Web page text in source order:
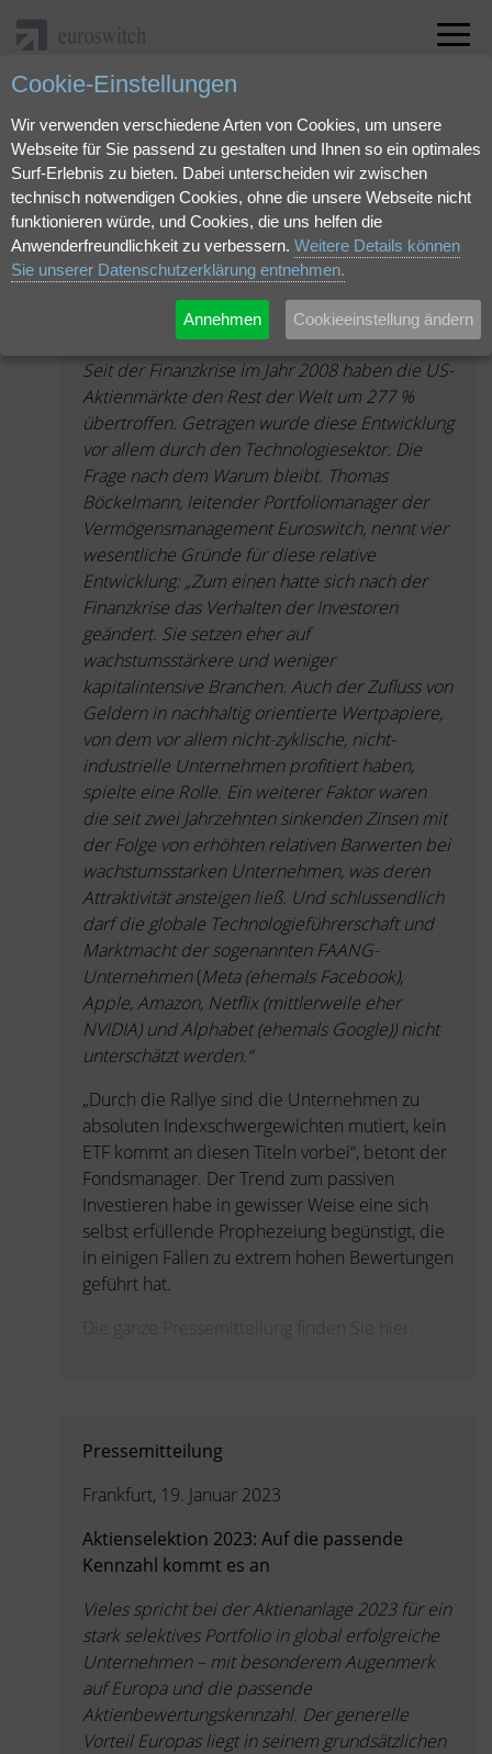
Pressemitteilungen
Pressemitteilung
Frankfurt, 20. April 2023
Das Imperium schlägt zurück
Seit der Finanzkrise im Jahr 2008 haben die US-
Aktienmärkte den Rest der Welt um 277 %
übertroffen. Getragen wurde diese Entwicklung
vor allem durch den Technologiesektor. Die
Frage nach dem Warum bleibt. Thomas
Böckelmann, leitender Portfoliomanager der
Vermögensmanagement Euroswitch, nennt vier
wesentliche Gründe für diese relative
Entwicklung: „Zum einen hatte sich nach der
Finanzkrise das Verhalten der Investoren
geändert. Sie setzen eher auf
wachstumsstärkere und weniger
kapitalintensive Branchen. Auch der Zufluss von
Geldern in nachhaltig orientierte Wertpapiere,
von dem vor allem nicht-zyklische, nicht-
industrielle Unternehmen profitiert haben,
spielte eine Rolle. Ein weiterer Faktor waren
die seit zwei Jahrzehnten sinkenden Zinsen mit
der Folge von erhöhten relativen Barwerten bei
wachstumsstarken Unternehmen, was deren
Attraktivität ansteigen ließ. Und schlussendlich
darf die globale Technologieführerschaft und
Marktmacht der sogenannten FAANG-
Unternehmen(Meta (ehemals Facebook),
Apple, Amazon, Netflix (mittlerweile eher
NVIDIA) und Alphabet (ehemals Google)) nicht
unterschätzt werden.“
„Durch die Rallye sind die Unternehmen zu
absoluten Indexschwergewichten mutiert, kein
ETF kommt an diesen Titeln vorbei“, betont der
Fondsmanager. Der Trend zum passiven
Investieren habe in gewisser Weise eine sich
selbst erfüllende Prophezeiung begünstigt, die
in einigen Fällen zu extrem hohen Bewertungen
geführt hat.
Die ganze Pressemitteilung finden Sie hier.
Pressemitteilung
Frankfurt, 19. Januar 2023
Aktienselektion 2023: Auf die passende
Kennzahl kommt es an
Vieles spricht bei der Aktienanlage 2023 für ein
stark selektives Portfolio in global erfolgreiche
Unternehmen – mit besonderem Augenmerk
auf Europa und die passende
Aktienbewertungskennzahl. Der generelle
Vorteil Europas liegt in seinem grundsätzlichen
Cookie-Einstellungen
Wir verwenden verschiedene Arten von Cookies, um unsere
Webseite für Sie passend zu gestalten und Ihnen so ein optimales
Surf-Erlebnis zu bieten. Dabei unterscheiden wir zwischen
technisch notwendigen Cookies, ohne die unsere Webseite nicht
funktionieren würde, und Cookies, die uns helfen die
Anwenderfreundlichkeit zu verbessern. Weitere Details können
Sie unserer Datenschutzerklärung entnehmen.
Annehmen Cookieeinstellung ändern